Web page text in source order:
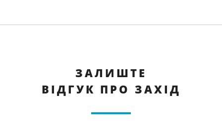
ЗАЛИШТЕ
ВІДГУК ПРО ЗАХІД